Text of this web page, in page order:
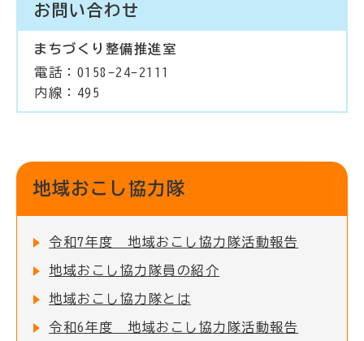
お問い合わせ
まちづくり整備推進室
電話：0158-24-2111
内線：495
地域おこし協力隊
令和7年度 地域おこし協力隊活動報告
地域おこし協力隊員の紹介
地域おこし協力隊とは
令和6年度 地域おこし協力隊活動報告